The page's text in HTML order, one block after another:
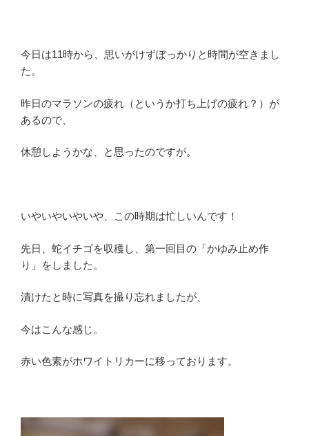
今日は11時から、思いがけずぽっかりと時間が空きまし
た。
昨日のマラソンの疲れ（というか打ち上げの疲れ？）が
あるので、
休憩しようかな、と思ったのですが。
いやいやいやいや、この時期は忙しいんです！
先日、蛇イチゴを収穫し、第一回目の「かゆみ止め作
り」をしました。
漬けたと時に写真を撮り忘れましたが、
今はこんな感じ。
赤い色素がホワイトリカーに移っております。